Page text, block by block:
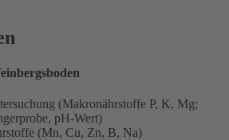
(Makronährstoffe P, K, Mg;
pH-Wert)
(Mn, Cu, Zn, B, Na)